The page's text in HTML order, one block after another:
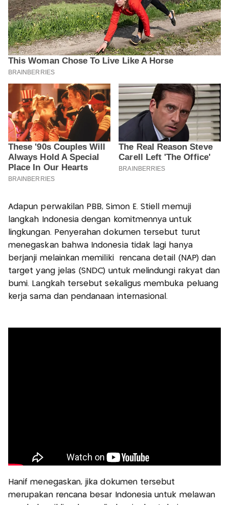
Adapun perwakilan PBB, Simon E. Stiell memuji
langkah Indonesia dengan komitmennya untuk
lingkungan. Penyerahan dokumen tersebut turut
menegaskan bahwa Indonesia tidak lagi hanya
berjanji melainkan memiliki rencana detail (NAP) dan
target yang jelas (SNDC) untuk melindungi rakyat dan
bumi. Langkah tersebut sekaligus membuka peluang
kerja sama dan pendanaan internasional.
Hanif menegaskan, jika dokumen tersebut
merupakan rencana besar Indonesia untuk melawan